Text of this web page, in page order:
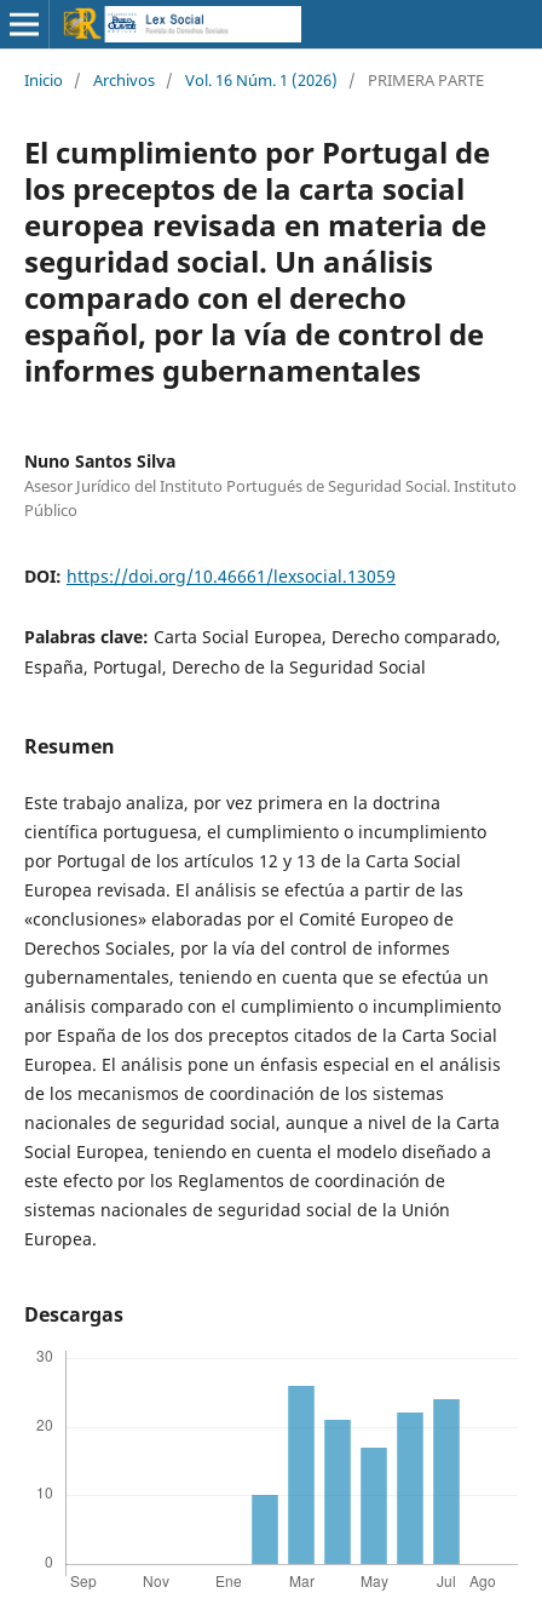
Inicio / Archivos / Vol. 16 Núm. 1 (2026) / PRIMERA PARTE
El cumplimiento por Portugal de
los preceptos de la carta social
europea revisada en materia de
seguridad social. Un análisis
comparado con el derecho
español, por la vía de control de
informes gubernamentales
Nuno Santos Silva
Asesor Jurídico del Instituto Portugués de Seguridad Social. Instituto
Público
DOI: https://doi.org/10.46661/lexsocial.13059
Palabras clave: Carta Social Europea, Derecho comparado,
España, Portugal, Derecho de la Seguridad Social
Resumen
Este trabajo analiza, por vez primera en la doctrina
científica portuguesa, el cumplimiento o incumplimiento
por Portugal de los artículos 12 y 13 de la Carta Social
Europea revisada. El análisis se efectúa a partir de las
«conclusiones» elaboradas por el Comité Europeo de
Derechos Sociales, por la vía del control de informes
gubernamentales, teniendo en cuenta que se efectúa un
análisis comparado con el cumplimiento o incumplimiento
por España de los dos preceptos citados de la Carta Social
Europea. El análisis pone un énfasis especial en el análisis
de los mecanismos de coordinación de los sistemas
nacionales de seguridad social, aunque a nivel de la Carta
Social Europea, teniendo en cuenta el modelo diseñado a
este efecto por los Reglamentos de coordinación de
sistemas nacionales de seguridad social de la Unión
Europea.
Descargas